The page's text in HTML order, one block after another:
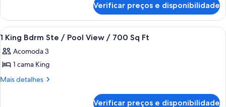
Bed
/
City
View
Double
Bed
/
View
Verificar preços e disponibilidade
Carrega
todas
as
fotos
de
Quarto de hotel com uma cama
4
1 King Bdrm Ste / Pool View / 700 Sq Ft
Acomoda 3
1 cama King
Mais detalhes
Mais
Verificar preços e disponibilidade